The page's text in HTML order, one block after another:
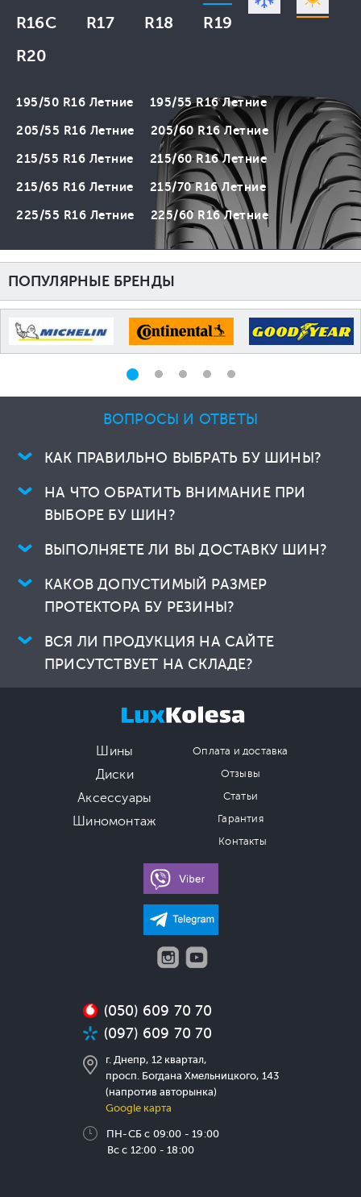
ВОПРОСЫ И ОТВЕТЫ
КАК ПРАВИЛЬНО ВЫБРАТЬ БУ ШИНЫ?
НА ЧТО ОБРАТИТЬ ВНИМАНИЕ ПРИ
ВЫБОРЕ БУ ШИН?
ВЫПОЛНЯЕТЕ ЛИ ВЫ ДОСТАВКУ ШИН?
КАКОВ ДОПУСТИМЫЙ РАЗМЕР
ПРОТЕКТОРА БУ РЕЗИНЫ?
ВСЯ ЛИ ПРОДУКЦИЯ НА САЙТЕ
ПРИСУТСТВУЕТ НА СКЛАДЕ?
R16C
R17 R18
R19
R20
195/50 R16 Летние
195/55 R16 Летние
205/55 R16 Летние
205/60 R16 Летние
215/55 R16 Летние
215/60 R16 Летние
215/65 R16 Летние
215/70 R16 Летние
225/55 R16 Летние
225/60 R16 Летние
ПОПУЛЯРНЫЕ БРЕНДЫ
Шины
Диски
Аксессуары
Шиномонтаж
Оплата и доставка
Отзывы
Статьи
Гарантия
Контакты
(050) 609 70 70
(097) 609 70 70
г. Днепр, 12 квартал,
просп. Богдана Хмельницкого, 143
(напротив авторынка)
Google карта
ПН-СБ с 09:00 - 19:00
Вс с 12:00 - 18:00